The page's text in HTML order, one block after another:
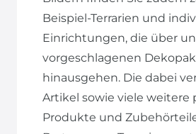
Beispiel-Terrarien und
Einrichtungen, die über
vorgeschlagenen
hinausgehen. Die dabei
Artikel sowie viele weitere
Produkte und